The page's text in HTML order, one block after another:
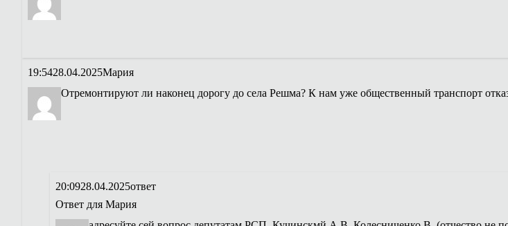
19:5428.04.2025Мария
Отремонтируют ли наконец дорогу до села Решма? К нам уже общественный транспорт
20:0928.04.2025ответ
Ответ для Мария